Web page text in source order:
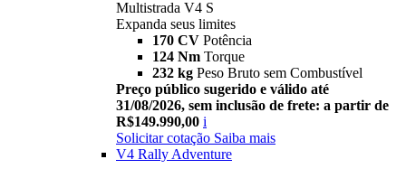
Multistrada V4 S
Expanda seus limites
170 CV Potência
124 Nm Torque
232 kg Peso Bruto sem Combustível
Preço público sugerido e válido até
31/08/2026, sem inclusão de frete: a partir de
R$149.990,00 i
Solicitar cotação Saiba mais
V4 Rally Adventure